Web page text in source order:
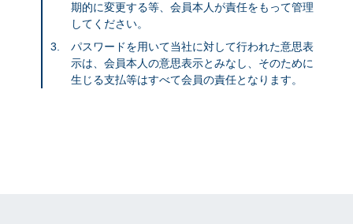
期的に変更する等、会員本人が責任をもって管理
してください。
パスワードを用いて当社に対して行われた意思表
示は、会員本人の意思表示とみなし、そのために
生じる支払等はすべて会員の責任となります。